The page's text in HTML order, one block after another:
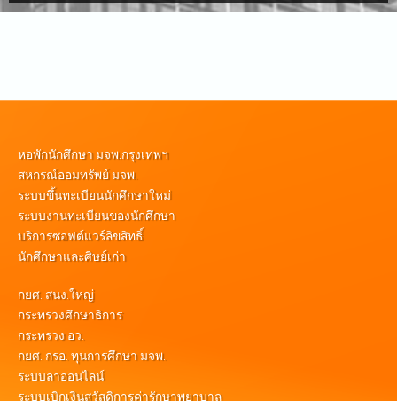
หอพักนักศึกษา มจพ.กรุงเทพฯ
สหกรณ์ออมทรัพย์ มจพ.
ระบบขึ้นทะเบียนนักศึกษาใหม่
ระบบงานทะเบียนของนักศึกษา
บริการซอฟต์แวร์ลิขสิทธิ์
นักศึกษาและศิษย์เก่า
กยศ. สนง.ใหญ่
กระทรวงศึกษาธิการ
กระทรวง อว.
กยศ. กรอ. ทุนการศึกษา มจพ.
ระบบลาออนไลน์
ระบบเบิกเงินสวัสดิการค่ารักษาพยาบาล